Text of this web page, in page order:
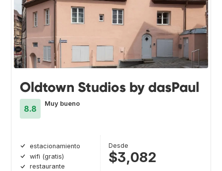
Oldtown Studios by dasPaul
8.8
Muy bueno
estacionamiento
wifi (gratis)
restaurante
Desde
$3,082